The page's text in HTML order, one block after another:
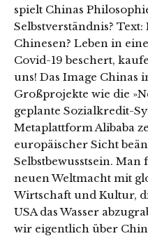
spielt Chinas
Selbstverständnis?
Chinesen? Leben in
Covid-19 beschert,
uns! Das Image Chinas
Großprojekte wie die
geplante Sozialkredit-
Metaplattform Alibaba
europäischer Sicht
Selbstbewusstsein.
neuen Weltmacht mit
Wirtschaft und Kultur,
USA das Wasser
wir eigentlich über